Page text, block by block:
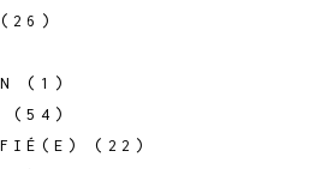
(1)
(54)
(22)